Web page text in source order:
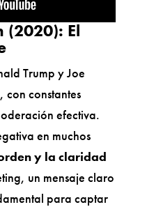
(2020): El
Trump y Joe
constantes
efectiva.
en muchos
y la claridad
un mensaje claro
para captar